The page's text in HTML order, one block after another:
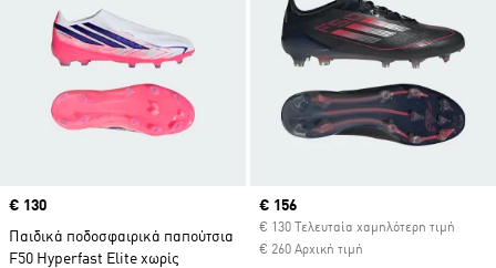
Price
€ 130
Παιδικά ποδοσφαιρικά παπούτσια
F50 Hyperfast Elite χωρίς
Current price
€ 156
€ 130 Τελευταία χαμηλότερη τιμή
€ 260 Αρχική τιμή